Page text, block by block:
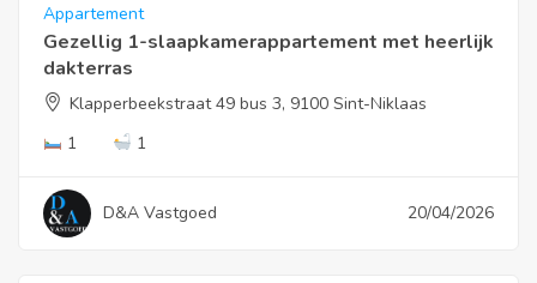
Appartement
Gezellig 1-slaapkamerappartement met heerlijk
dakterras
Klapperbeekstraat 49 bus 3, 9100 Sint-Niklaas
1
1
D&A Vastgoed 20/04/2026